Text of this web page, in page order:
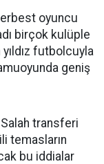
oyuncu
birçok kulüple
yıldız futbolcuyla
geniş
transferi
temasların
bu iddialar